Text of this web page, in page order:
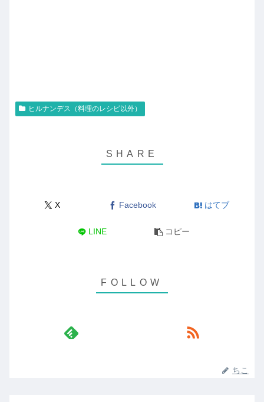
ヒルナンデス（料理のレシピ以外）
X Facebook はてブ
LINE コピー
ちこ